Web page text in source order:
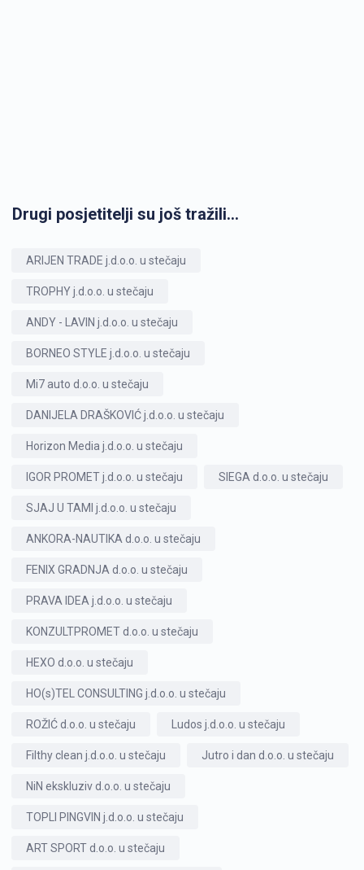
Drugi posjetitelji su još tražili...
ARIJEN TRADE j.d.o.o. u stečaju
TROPHY j.d.o.o. u stečaju
ANDY - LAVIN j.d.o.o. u stečaju
BORNEO STYLE j.d.o.o. u stečaju
Mi7 auto d.o.o. u stečaju
DANIJELA DRAŠKOVIĆ j.d.o.o. u stečaju
Horizon Media j.d.o.o. u stečaju
IGOR PROMET j.d.o.o. u stečaju SIEGA d.o.o. u stečaju
SJAJ U TAMI j.d.o.o. u stečaju
ANKORA-NAUTIKA d.o.o. u stečaju
FENIX GRADNJA d.o.o. u stečaju
PRAVA IDEA j.d.o.o. u stečaju
KONZULTPROMET d.o.o. u stečaju
HEXO d.o.o. u stečaju
HO(s)TEL CONSULTING j.d.o.o. u stečaju
ROŽIĆ d.o.o. u stečaju Ludos j.d.o.o. u stečaju
Filthy clean j.d.o.o. u stečaju Jutro i dan d.o.o. u stečaju
NiN ekskluziv d.o.o. u stečaju
TOPLI PINGVIN j.d.o.o. u stečaju
ART SPORT d.o.o. u stečaju